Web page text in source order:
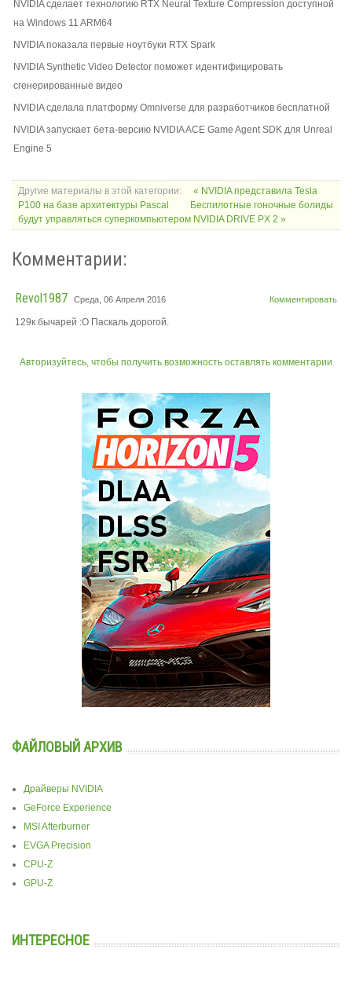
NVIDIA сделает технологию RTX Neural Texture Compression доступной
на Windows 11 ARM64
NVIDIA показала первые ноутбуки RTX Spark
NVIDIA Synthetic Video Detector поможет идентифицировать
сгенерированные видео
NVIDIA сделала платформу Omniverse для разработчиков бесплатной
NVIDIA запускает бета-версию NVIDIA ACE Game Agent SDK для Unreal
Engine 5
Другие материалы в этой категории:
« NVIDIA представила Tesla
P100 на базе архитектуры Pascal
Беспилотные гоночные болиды
будут управляться суперкомпьютером NVIDIA DRIVE PX 2 »
Комментарии:
Комментировать
Revol1987 Среда, 06 Апреля 2016
129к бычарей :О Паскаль дорогой.
Авторизуйтесь, чтобы получить возможность оставлять комментарии
ФАЙЛОВЫЙ АРХИВ
Драйверы NVIDIA
GeForce Experience
MSI Afterburner
EVGA Precision
CPU-Z
GPU-Z
ИНТЕРЕСНОЕ